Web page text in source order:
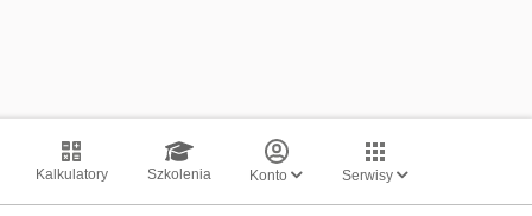
Kalkulatory Szkolenia Konto Serwisy